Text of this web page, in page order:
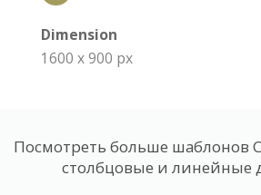
Dimension
1600 x 900 px
Посмотреть больше шаблонов
столбцовые и линейные